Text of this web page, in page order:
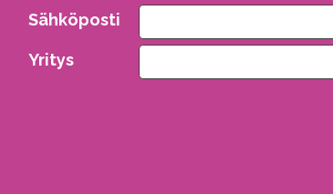
Sähköposti
Yritys